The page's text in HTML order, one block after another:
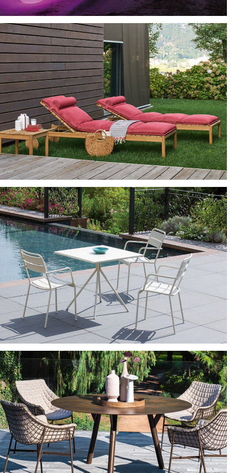
LAMPADE
LETTINI E SDRAIO
TAVOLI E TAVOLINI